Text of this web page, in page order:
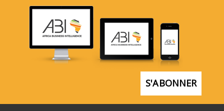
S'ABONNER